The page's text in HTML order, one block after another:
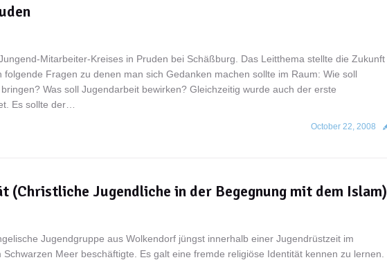
Mitarbeiter-Kreises in Pruden bei Schäßburg. Das Leitthema stellte die Zukunft
Fragen zu denen man sich Gedanken machen sollte im Raum: Wie soll
Was soll Jugendarbeit bewirken? Gleichzeitig wurde auch der erste
Es sollte der…
October 22, 2008
(Christliche Jugendliche in der Begegnung mit dem Islam)
Jugendgruppe aus Wolkendorf jüngst innerhalb einer Jugendrüstzeit im
Meer beschäftigte. Es galt eine fremde religiöse Identität kennen zu lernen.